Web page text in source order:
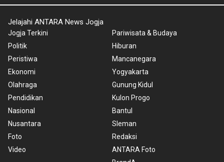
Jelajahi ANTARA News Jogja
Jogja Terkini
Politik
Peristiwa
Ekonomi
Olahraga
Pendidikan
Nasional
Nusantara
Foto
Video
Pariwisata & Budaya
Hiburan
Mancanegara
Yogyakarta
Gunung Kidul
Kulon Progo
Bantul
Sleman
Redaksi
ANTARA Foto